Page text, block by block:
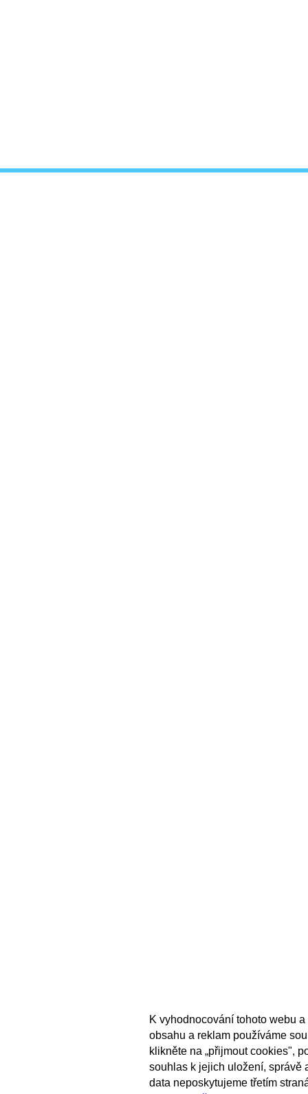
K vyhodnocování tohoto webu
obsahu a reklam používáme
klikněte na „přijmout cookies",
souhlas k jejich uložení, správě
data neposkytujeme třetím